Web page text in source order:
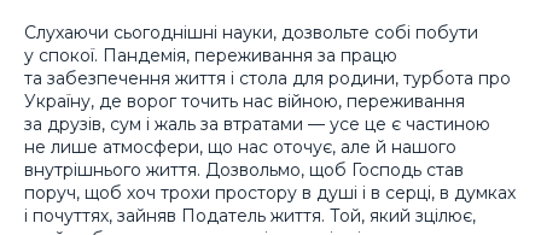
Слухаючи сьогоднішні науки, дозвольте собі побути
у спокої. Пандемія, переживання за працю
та забезпечення життя і стола для родини, турбота про
Україну, де ворог точить нас війною, переживання
за друзів, сум і жаль за втратами — усе це є частиною
не лише атмосфери, що нас оточує, але й нашого
внутрішнього життя. Дозвольмо, щоб Господь став
поруч, щоб хоч трохи простору в душі і в серці, в думках
і почуттях, зайняв Податель життя. Той, який зцілює,